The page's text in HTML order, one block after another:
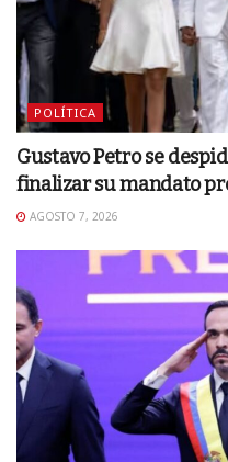
POLÍTICA
Gustavo Petro se
finalizar su mandato
AGOSTO 7, 2026